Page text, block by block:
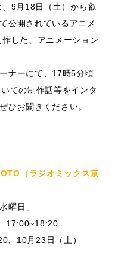
9月18日（土）から叡
公開されているアニメ
した、アニメーション
ナーにて、17時5分頃
ての制作話等をインタ
ひお聞きください。
（ラジオミックス京
曜日」
17:00~18:20
、10月23日（土）